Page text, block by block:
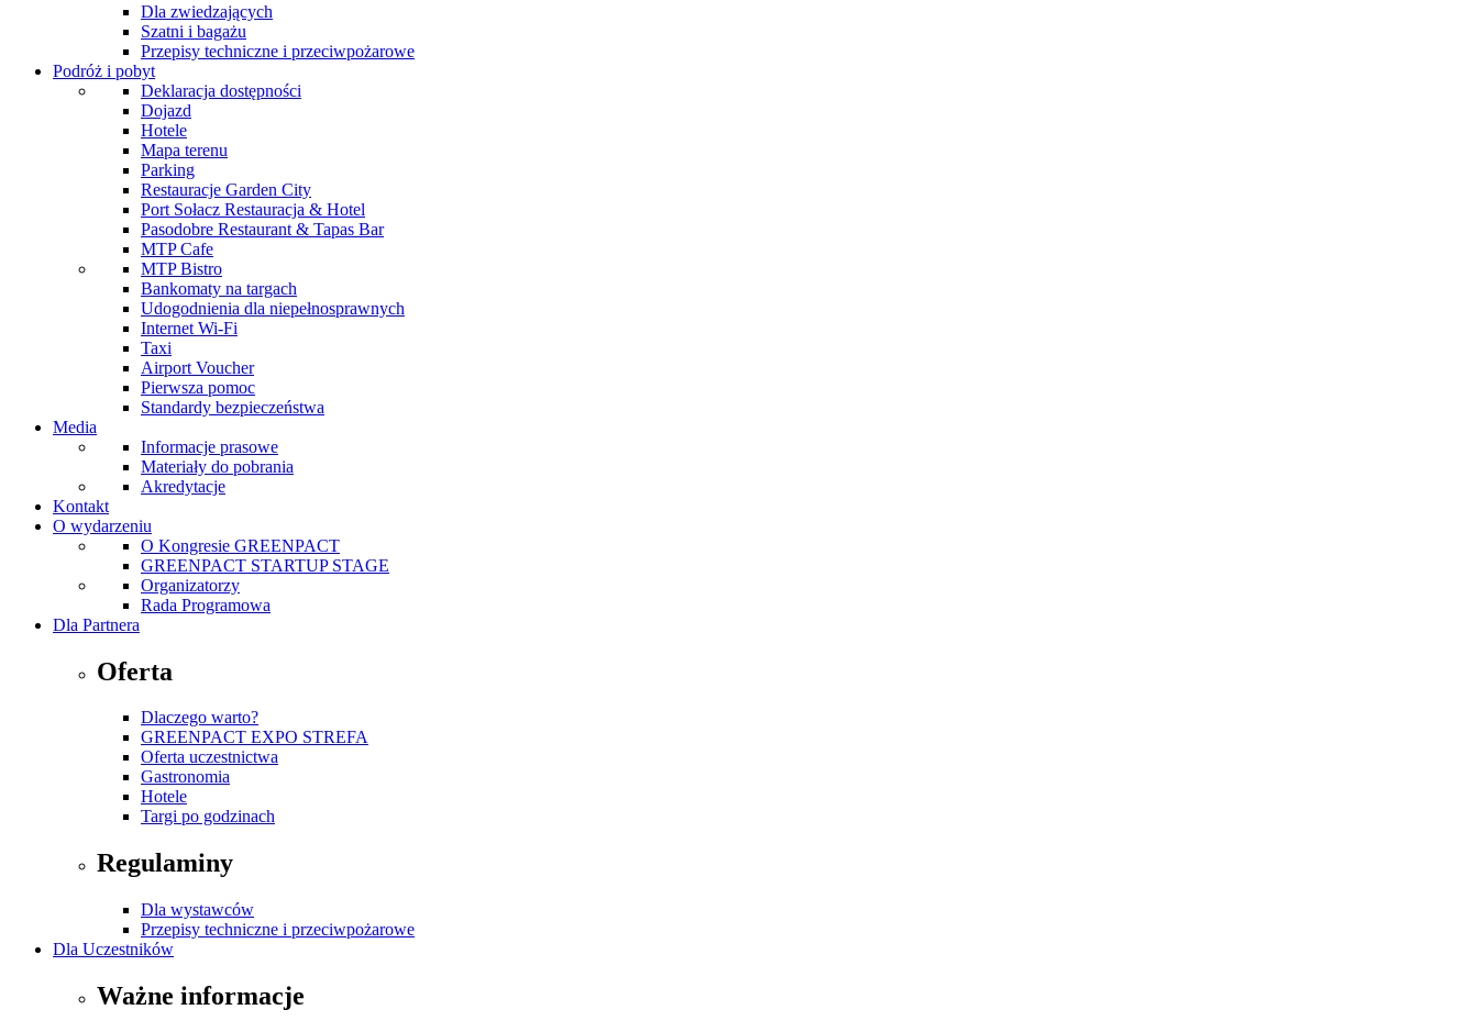
Dla zwiedzających
Szatni i bagażu
Przepisy techniczne i przeciwpożarowe
Podróż i pobyt
Deklaracja dostępności
Dojazd
Hotele
Mapa terenu
Parking
Restauracje Garden City
Port Sołacz Restauracja & Hotel
Pasodobre Restaurant & Tapas Bar
MTP Cafe
MTP Bistro
Bankomaty na targach
Udogodnienia dla niepełnosprawnych
Internet Wi-Fi
Taxi
Airport Voucher
Pierwsza pomoc
Standardy bezpieczeństwa
Media
Informacje prasowe
Materiały do pobrania
Akredytacje
Kontakt
O wydarzeniu
O Kongresie GREENPACT
GREENPACT STARTUP STAGE
Organizatorzy
Rada Programowa
Dla Partnera
Oferta
Dlaczego warto?
GREENPACT EXPO STREFA
Oferta uczestnictwa
Gastronomia
Hotele
Targi po godzinach
Regulaminy
Dla wystawców
Przepisy techniczne i przeciwpożarowe
Dla Uczestników
Ważne informacje